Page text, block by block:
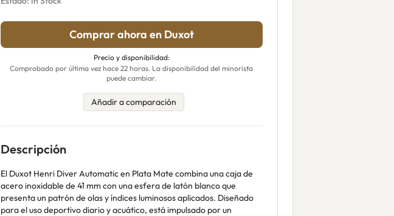
Comprar ahora en Duxot
Precio y disponibilidad:
Comprobado por última vez hace 22 horas. La disponibilidad del minorista
puede cambiar.
Añadir a comparación
Descripción
El Duxot Henri Diver Automatic en Plata Mate combina una caja de
acero inoxidable de 41 mm con una esfera de latón blanco que
presenta un patrón de olas y índices luminosos aplicados. Diseñado
para el uso deportivo diario y acuático, está impulsado por un